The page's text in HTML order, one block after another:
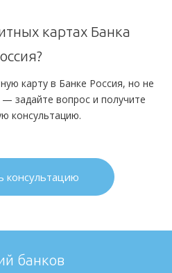
картах Банка
карту в Банке Россия, но не
— задайте вопрос и получите
консультацию.
консультацию
банков